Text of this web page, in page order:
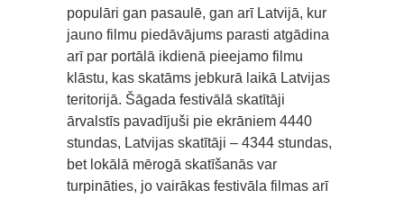
populāri gan pasaulē, gan arī Latvijā, kur
jauno filmu piedāvājums parasti atgādina
arī par portālā ikdienā pieejamo filmu
klāstu, kas skatāms jebkurā laikā Latvijas
teritorijā. Šāgada festivālā skatītāji
ārvalstīs pavadījuši pie ekrāniem 4440
stundas, Latvijas skatītāji – 4344 stundas,
bet lokālā mērogā skatīšanās var
turpināties, jo vairākas festivāla filmas arī